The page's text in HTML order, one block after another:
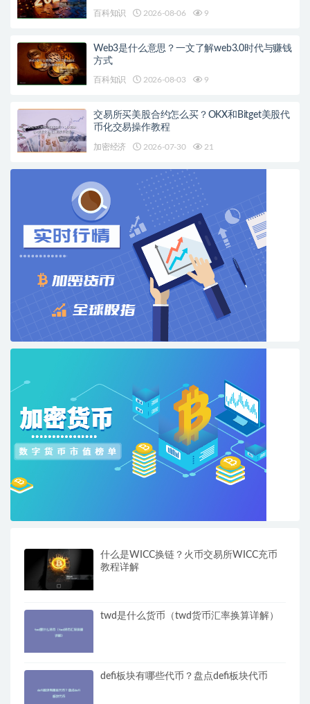
百科知识 2026-08-06 9
Web3是什么意思？一文了解web3.0时代与赚钱
方式
百科知识 2026-08-03 9
交易所买美股合约怎么买？OKX和Bitget美股代
币化交易操作教程
加密经济 2026-07-30 21
什么是WICC换链？火币交易所WICC充币
教程详解
twd是什么货币（twd货币汇率换算详解）
defi板块有哪些代币？盘点defi板块代币